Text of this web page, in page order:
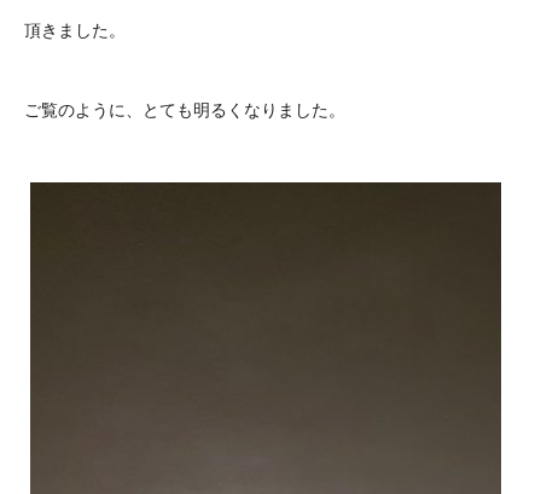
頂きました。
ご覧のように、とても明るくなりました。